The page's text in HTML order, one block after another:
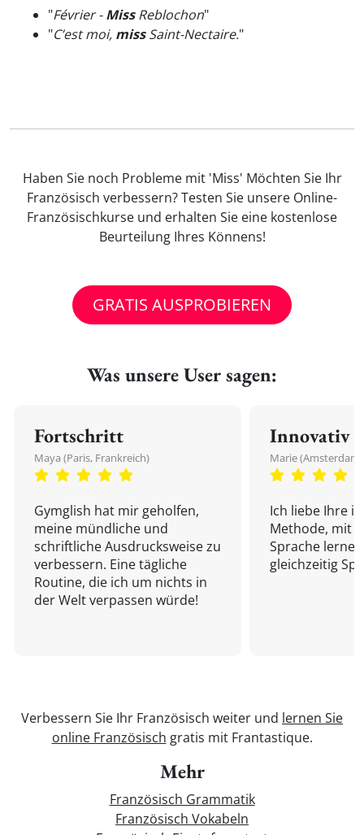
"Février -MissReblochon"
"C’est moi, missSaint-Nectaire."
Haben Sie noch Probleme mit 'Miss' Möchten Sie Ihr
Französisch verbessern? Testen Sie unsere Online-
Französischkurse und erhalten Sie eine kostenlose
Beurteilung Ihres Könnens!
GRATIS AUSPROBIEREN
Was unsere User sagen:
Fortschritt
Maya (Paris, Frankreich)
Gymglish hat mir geholfen,
meine mündliche und
schriftliche Ausdrucksweise zu
verbessern. Eine tägliche
Routine, die ich um nichts in
der Welt verpassen würde!
Innovativ
Marie
Ich liebe Ihre
Methode, mit
Sprache
gleichzeitig
Verbessern Sie Ihr Französisch weiter und lernen Sie
online Französisch gratis mit Frantastique.
Mehr
Französisch Grammatik
Französisch Vokabeln